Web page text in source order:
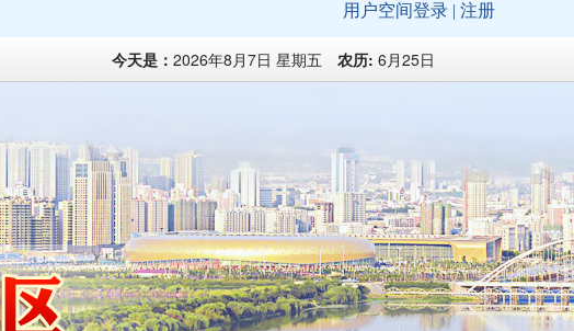
今天是： 2026年8月7日 星期五 农历: 6月25日